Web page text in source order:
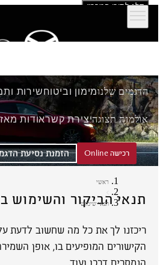
דלג לתוכן המרכזי
הדגמים שלנומימון וביטוחשירות
אולמות תצוגהיצירת קשראודות
רכישה Online הזמנת נסיעת הדגמה
ראשי
תנאי שימוש
תנאי הביקור והשימוש
ריכזנו לך את כל מה שחשוב לדעת על
הקישורים המופיעים בו, אופן